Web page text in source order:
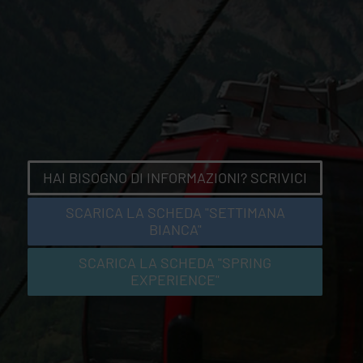
HAI BISOGNO DI INFORMAZIONI? SCRIVICI
SCARICA LA SCHEDA "SETTIMANA
BIANCA"
SCARICA LA SCHEDA "SPRING
EXPERIENCE"